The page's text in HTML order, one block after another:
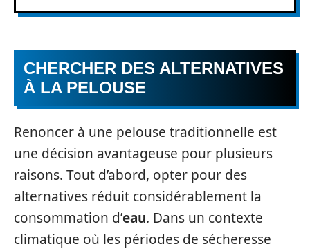
CHERCHER DES ALTERNATIVES
À LA PELOUSE
Renoncer à une pelouse traditionnelle est
une décision avantageuse pour plusieurs
raisons. Tout d’abord, opter pour des
alternatives réduit considérablement la
consommation d’eau. Dans un contexte
climatique où les périodes de sécheresse